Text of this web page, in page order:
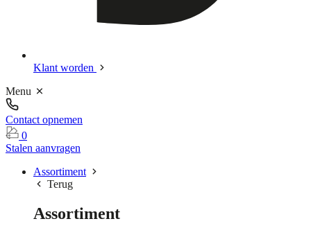
Klant worden
Menu
Contact opnemen
0
Stalen aanvragen
Assortiment
Terug
Assortiment